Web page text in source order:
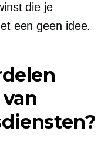
die je
eengeen idee.